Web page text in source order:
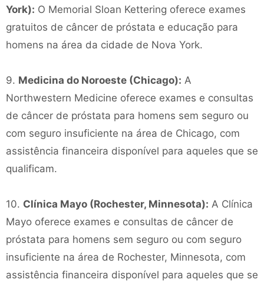
York): O Memorial Sloan Kettering oferece exames
gratuitos de câncer de próstata e educação para
homens na área da cidade de Nova York.
9. Medicina do Noroeste (Chicago): A
Northwestern Medicine oferece exames e consultas
de câncer de próstata para homens sem seguro ou
com seguro insuficiente na área de Chicago, com
assistência financeira disponível para aqueles que se
qualificam.
10. Clínica Mayo (Rochester, Minnesota): A Clínica
Mayo oferece exames e consultas de câncer de
próstata para homens sem seguro ou com seguro
insuficiente na área de Rochester, Minnesota, com
assistência financeira disponível para aqueles que se